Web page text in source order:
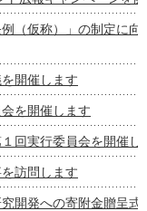
（仮称）」の制定に向
開催します
を開催します
回実行委員会を開催し
訪問します
開発への寄附金贈呈式